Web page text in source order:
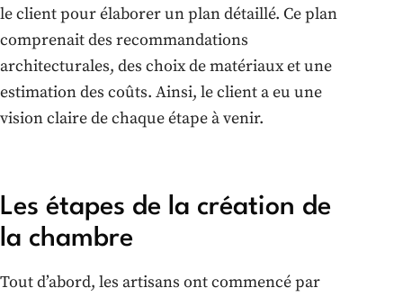
le client pour élaborer un plan détaillé. Ce plan
comprenait des recommandations
architecturales, des choix de matériaux et une
estimation des coûts. Ainsi, le client a eu une
vision claire de chaque étape à venir.
Les étapes de la création de
la chambre
Tout d’abord, les artisans ont commencé par